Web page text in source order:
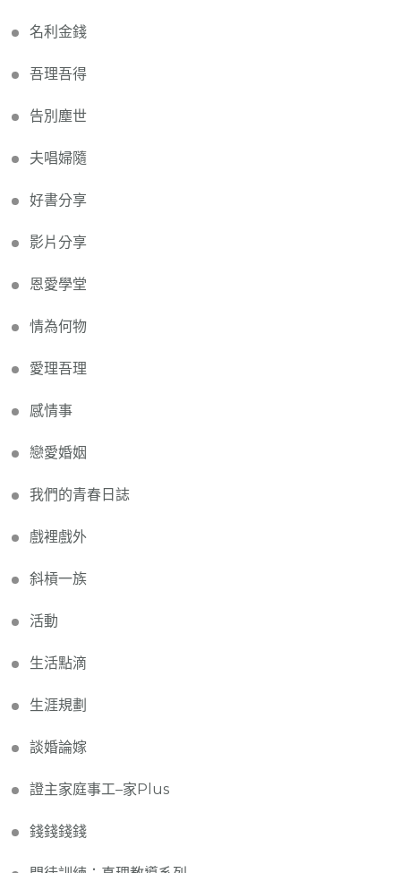
名利金錢
吾理吾得
告別塵世
夫唱婦隨
好書分享
影片分享
恩愛學堂
情為何物
愛理吾理
感情事
戀愛婚姻
我們的青春日誌
戲裡戲外
斜槓一族
活動
生活點滴
生涯規劃
談婚論嫁
證主家庭事工–家Plus
錢錢錢錢